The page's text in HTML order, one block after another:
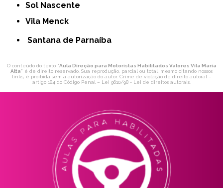
Sol Nascente
Vila Menck
Santana de Parnaíba
O conteúdo do texto "Aula Direção para Motoristas Habilitados Valores Vila Maria
Alta" é de direito reservado. Sua reprodução, parcial ou total, mesmo citando nossos
links, é proibida sem a autorização do autor. Crime de violação de direito autoral –
artigo 184 do Código Penal – Lei 9610/98 - Lei de direitos autorais.